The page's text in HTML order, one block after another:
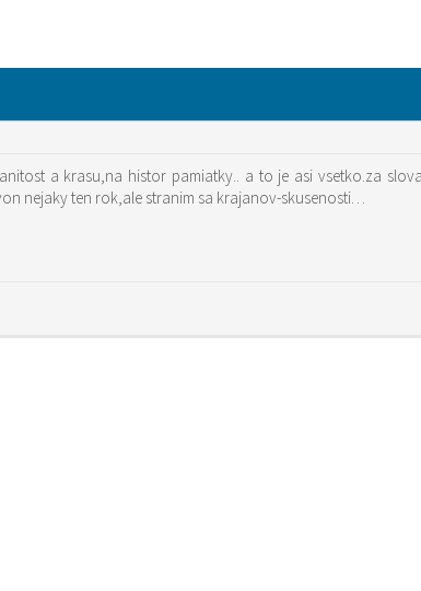
a krasu,na histor pamiatky.. a to je asi vsetko.za
nejaky ten rok,ale stranim sa krajanov-skusenosti…